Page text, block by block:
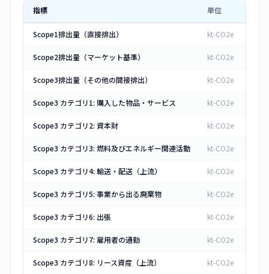
指標 単位
Scope1排出量（直接排出） kt-CO2e
Scope2排出量（マーケット基準） kt-CO2e
Scope3排出量（その他の間接排出） kt-CO2e
Scope3 カテゴリ1: 購入した物品・サービス kt-CO2e
Scope3 カテゴリ2: 資本財 kt-CO2e
Scope3 カテゴリ3: 燃料及びエネルギー関連活動 kt-CO2e
Scope3 カテゴリ4: 輸送・配送（上流） kt-CO2e
Scope3 カテゴリ5: 事業から出る廃棄物 kt-CO2e
Scope3 カテゴリ6: 出張 kt-CO2e
Scope3 カテゴリ7: 雇用者の通勤 kt-CO2e
Scope3 カテゴリ8: リース資産（上流） kt-CO2e